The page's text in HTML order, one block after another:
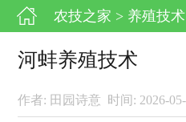
农技之家 > 养殖技术
河蚌养殖技术
作者: 田园诗意 时间: 2026-